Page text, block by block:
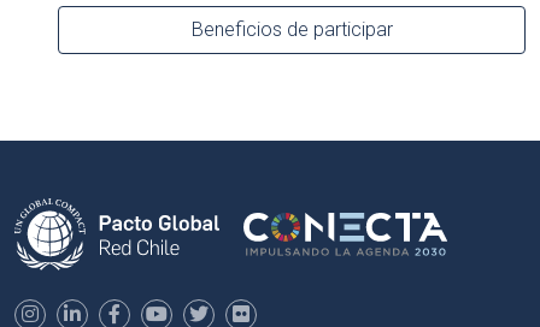
Beneficios de participar